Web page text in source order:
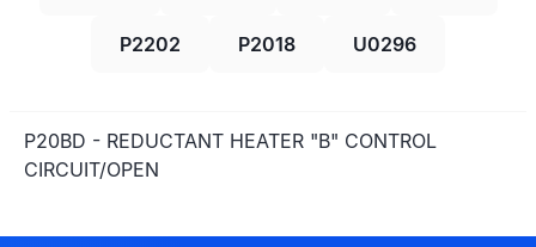
P2202 P2018 U0296
P20BD - REDUCTANT HEATER "B" CONTROL
CIRCUIT/OPEN